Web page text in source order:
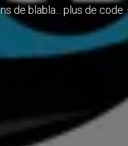
de blabla... plus de code.